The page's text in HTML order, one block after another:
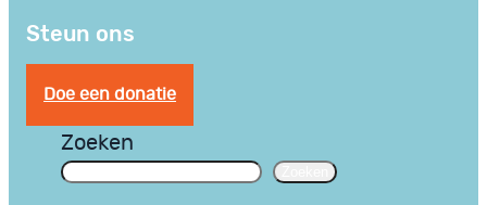
Steun ons
Doe een donatie
Zoeken